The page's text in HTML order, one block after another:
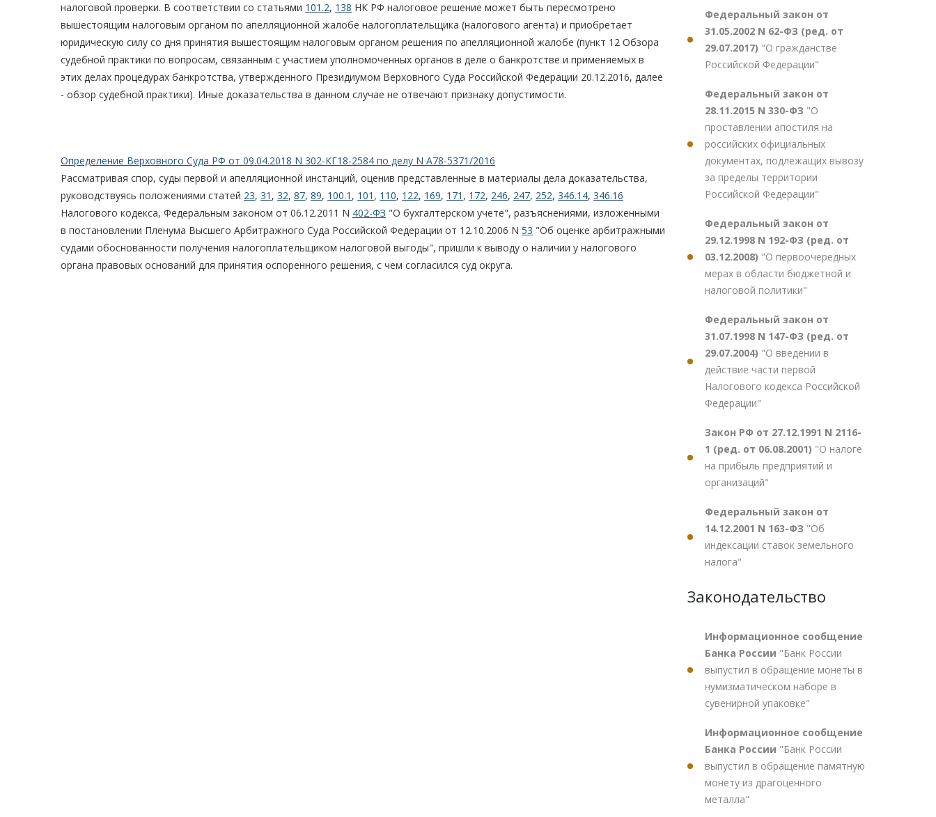
налоговой проверки. В соответствии со статьями 101.2, 138 НК РФ налоговое решение может быть пересмотрено
вышестоящим налоговым органом по апелляционной жалобе налогоплательщика (налогового агента) и приобретает
юридическую силу со дня принятия вышестоящим налоговым органом решения по апелляционной жалобе (пункт 12 Обзора
судебной практики по вопросам, связанным с участием уполномоченных органов в деле о банкротстве и применяемых в
этих делах процедурах банкротства, утвержденного Президиумом Верховного Суда Российской Федерации 20.12.2016, далее
- обзор судебной практики). Иные доказательства в данном случае не отвечают признаку допустимости.
Определение Верховного Суда РФ от 09.04.2018 N 302-КГ18-2584 по делу N А78-5371/2016
Рассматривая спор, суды первой и апелляционной инстанций, оценив представленные в материалы дела доказательства,
руководствуясь положениями статей 23, 31 , 32, 87, 89, 100.1 , 101 , 110, 122, 169, 171 , 172, 246, 247, 252, 346.14, 346.16
Налогового кодекса, Федеральным законом от 06.12.2011 N 402-ФЗ "О бухгалтерском учете", разъяснениями, изложенными
в постановлении Пленума Высшего Арбитражного Суда Российской Федерации от 12.10.2006 N 53 "Об оценке арбитражными
судами обоснованности получения налогоплательщиком налоговой выгоды", пришли к выводу о наличии у налогового
органа правовых оснований для принятия оспоренного решения, с чем согласился суд округа.
Федеральный закон от
31.05.2002 N 62-ФЗ (ред. от
29.07.2017) "О гражданстве
Российской Федерации"
Федеральный закон от
28.11.2015 N 330-ФЗ "О
проставлении апостиля на
российских официальных
документах, подлежащих вывозу
за пределы территории
Российской Федерации"
Федеральный закон от
29.12.1998 N 192-ФЗ (ред. от
03.12.2008) "О первоочередных
мерах в области бюджетной и
налоговой политики"
Федеральный закон от
31.07.1998 N 147-ФЗ (ред. от
29.07.2004) "О введении в
действие части первой
Налогового кодекса Российской
Федерации"
Закон РФ от 27.12.1991 N 2116-
1 (ред. от 06.08.2001) "О налоге
на прибыль предприятий и
организаций"
Федеральный закон от
14.12.2001 N 163-ФЗ "Об
индексации ставок земельного
налога"
Законодательство
Информационное сообщение
Банка России "Банк России
выпустил в обращение монеты в
нумизматическом наборе в
сувенирной упаковке"
Информационное сообщение
Банка России "Банк России
выпустил в обращение памятную
монету из драгоценного
металла"